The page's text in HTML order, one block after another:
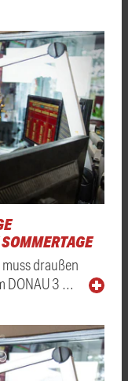
draußen
DONAU 3 …